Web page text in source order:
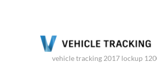
vehicle tracking 2017 lockup